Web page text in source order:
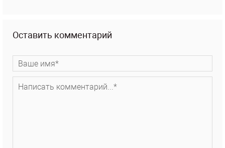
Оставить комментарий